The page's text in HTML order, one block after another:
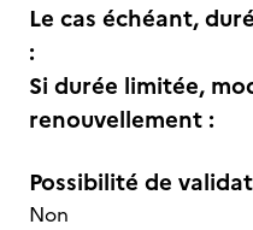
Le cas échéant,
:
Si durée limitée,
renouvellement :
Possibilité de
Non